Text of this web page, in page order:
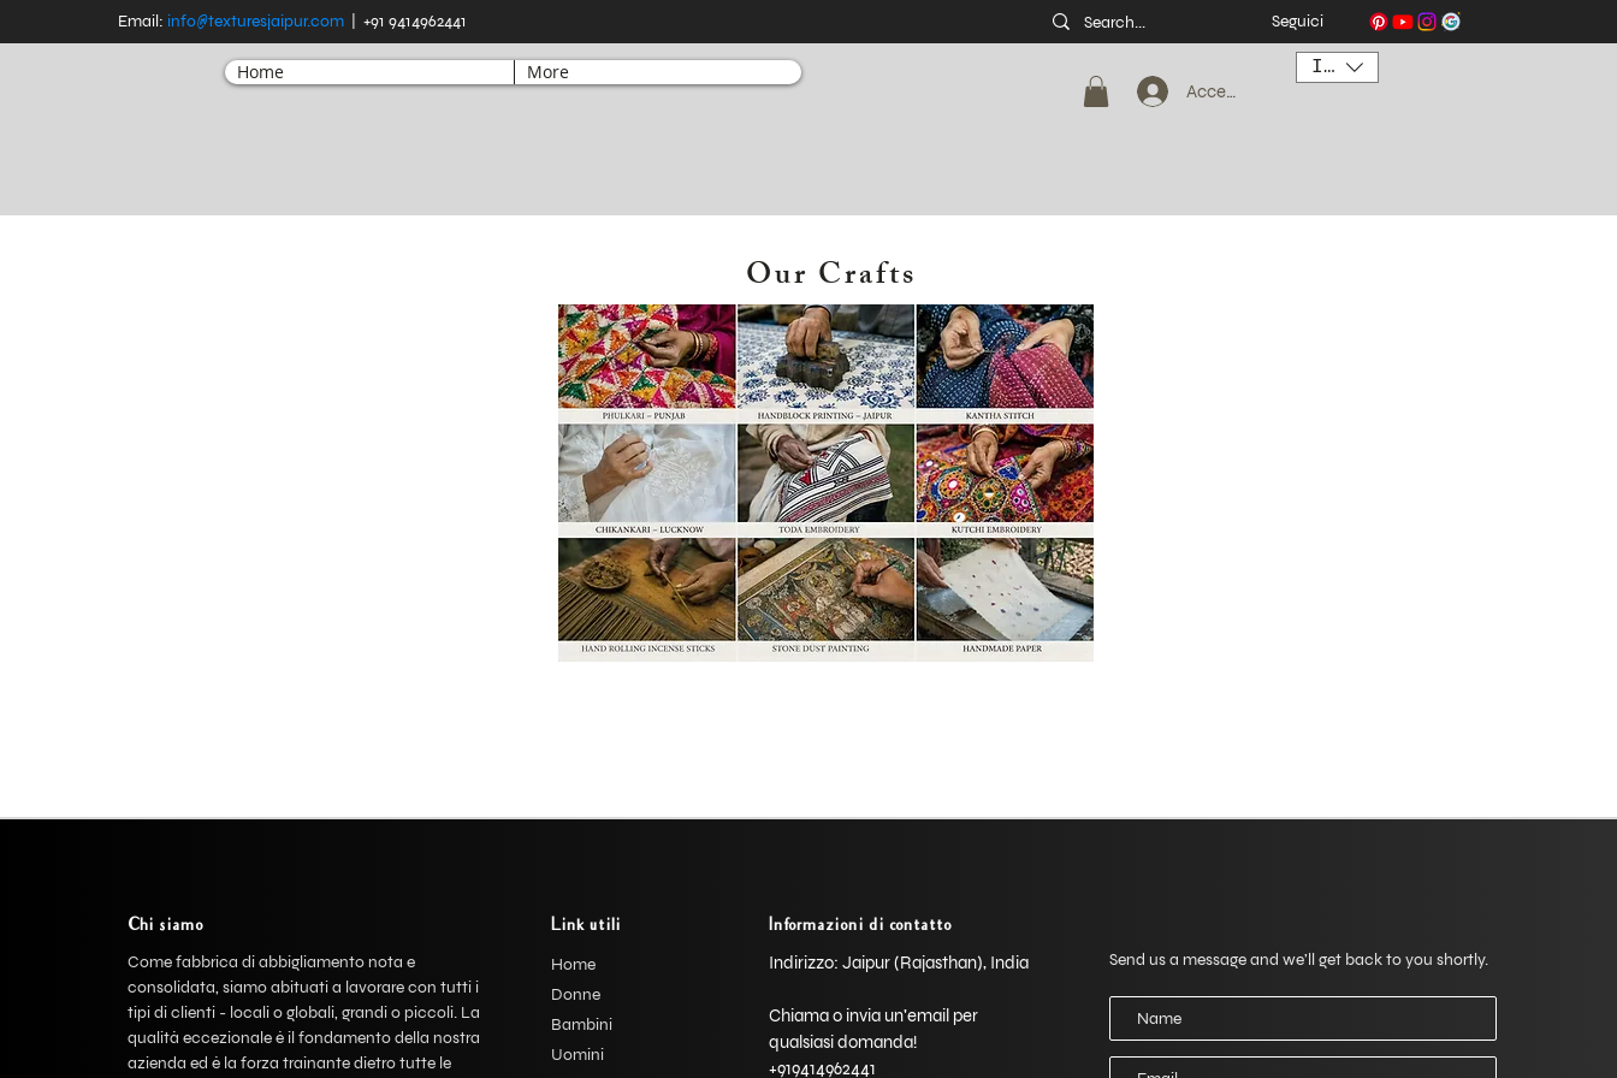
Email: info@texturesjaipur.com | +91 9414962441 Seguici
Home More
Accedi
INR (₹)
Our Crafts
Chi siamo
Come fabbrica di abbigliamento nota e
consolidata, siamo abituati a lavorare con tutti i
tipi di clienti - locali o globali, grandi o piccoli. La
qualità eccezionale è il fondamento della nostra
azienda ed è la forza trainante dietro tutte le
Link utili
Home
Donne
Bambini
Uomini
Informazioni di contatto
Indirizzo: Jaipur (Rajasthan), India
Chiama o invia un'email per
qualsiasi domanda!
+919414962441
Send us a message and we’ll get back to you shortly.